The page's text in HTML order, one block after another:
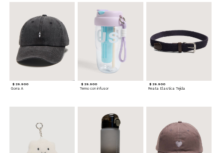
$ 29.900
Gorra A
$ 29.900
Termo con infusor
$ 29.900
Reata Elastica Tejida